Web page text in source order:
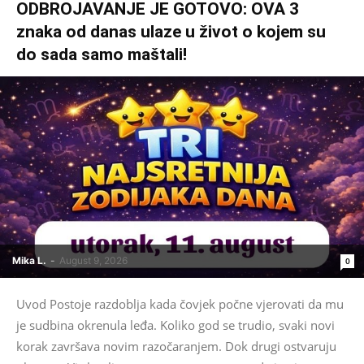
ODBROJAVANJE JE GOTOVO: OVA 3
znaka od danas ulaze u život o kojem su
do sada samo maštali!
Mika L. - August 9, 2026 0
Uvod Postoje razdoblja kada čovjek počne vjerovati da mu
je sudbina okrenula leđa. Koliko god se trudio, svaki novi
korak završava novim razočaranjem. Dok drugi ostvaruju